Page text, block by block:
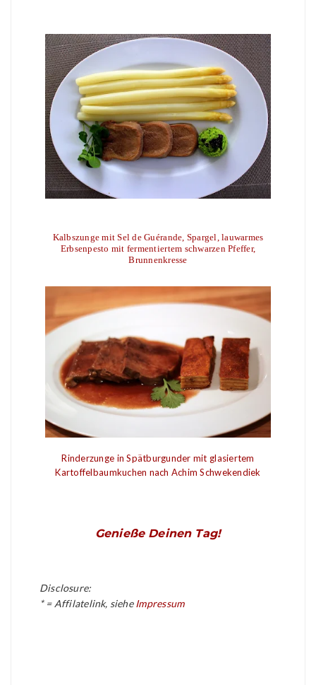
Kalbszunge mit Sel de Guérande, Spargel, lauwarmes
Erbsenpesto mit fermentiertem schwarzen Pfeffer,
Brunnenkresse
Rinderzunge in Spätburgunder mit glasiertem
Kartoffelbaumkuchen nach Achim Schwekendiek
Genieße Deinen Tag!
Disclosure:
* = Affilatelink, sieheImpressum